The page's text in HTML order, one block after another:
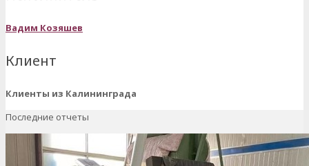
Вадим Козяшев
Клиент
Клиенты из Калининграда
Последние отчеты